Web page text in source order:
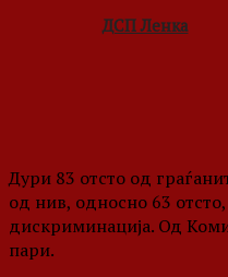
ДСП Ленка
Дури 83 отсто од
од нив, односно 63
дискриминација. Од
пари.